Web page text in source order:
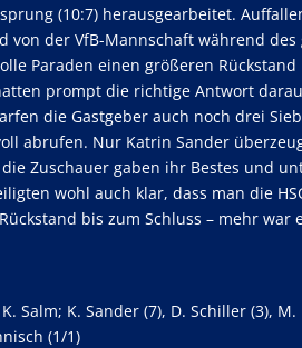
(10:7) herausgearbeitet.
von der VfB-Mannschaft während
Paraden einen größeren
prompt die richtige Antwort
die Gastgeber auch noch drei
abrufen. Nur Katrin Sander
Zuschauer gaben ihr Bestes und
wohl auch klar, dass man die
bis zum Schluss – mehr war
Salm; K. Sander (7), D. Schiller (3),
(1/1)